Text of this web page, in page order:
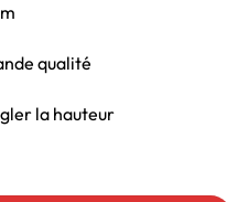
qualité
la hauteur